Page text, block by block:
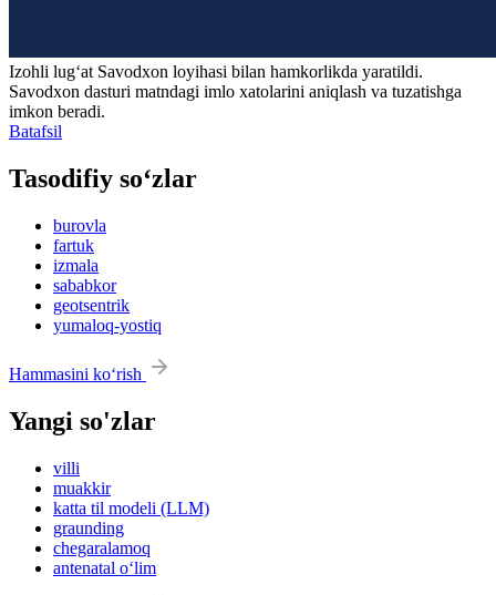
Izohli lugʻat Savodxon loyihasi bilan hamkorlikda yaratildi.
Savodxon dasturi matndagi imlo xatolarini aniqlash va tuzatishga
imkon beradi.
Batafsil
Tasodifiy so‘zlar
burovla
fartuk
izmala
sababkor
geotsentrik
yumaloq-yostiq
Hammasini ko‘rish
Yangi so'zlar
villi
muakkir
katta til modeli (LLM)
graunding
chegaralamoq
antenatal o‘lim